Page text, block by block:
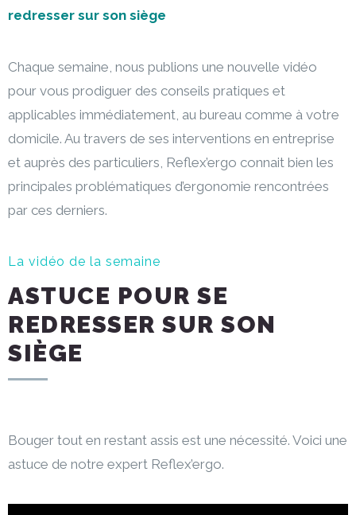
redresser sur son siège
Chaque semaine, nous publions une nouvelle vidéo
pour vous prodiguer des conseils pratiques et
applicables immédiatement, au bureau comme à votre
domicile. Au travers de ses interventions en entreprise
et auprès des particuliers, Reflex’ergo connait bien les
principales problématiques d’ergonomie rencontrées
par ces derniers.
La vidéo de la semaine
ASTUCE POUR SE
REDRESSER SUR SON
SIÈGE
Bouger tout en restant assis est une nécessité. Voici une
astuce de notre expert Reflex’ergo.